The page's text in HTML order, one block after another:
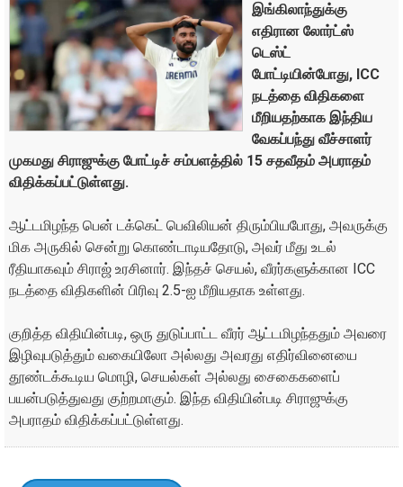
இங்கிலாந்துக்கு
எதிரான லோர்ட்ஸ்
டெஸ்ட்
போட்டியின்போது, ICC
நடத்தை விதிகளை
மீறியதற்காக இந்திய
வேகப்பந்து வீச்சாளர்
முகமது சிராஜுக்கு போட்டிச் சம்பளத்தில் 15 சதவீதம் அபராதம்
விதிக்கப்பட்டுள்ளது.
ஆட்டமிழந்த பென் டக்கெட் பெவிலியன் திரும்பியபோது, அவருக்கு
மிக அருகில் சென்று கொண்டாடியதோடு, அவர் மீது உடல்
ரீதியாகவும் சிராஜ் உரசினார். இந்தச் செயல், வீரர்களுக்கான ICC
நடத்தை விதிகளின் பிரிவு 2.5-ஐ மீறியதாக உள்ளது.
குறித்த விதியின்படி, ஒரு துடுப்பாட்ட வீரர் ஆட்டமிழந்ததும் அவரை
இழிவுபடுத்தும் வகையிலோ அல்லது அவரது எதிர்வினையை
தூண்டக்கூடிய மொழி, செயல்கள் அல்லது சைகைகளைப்
பயன்படுத்துவது குற்றமாகும். இந்த விதியின்படி சிராஜுக்கு
அபராதம் விதிக்கப்பட்டுள்ளது.